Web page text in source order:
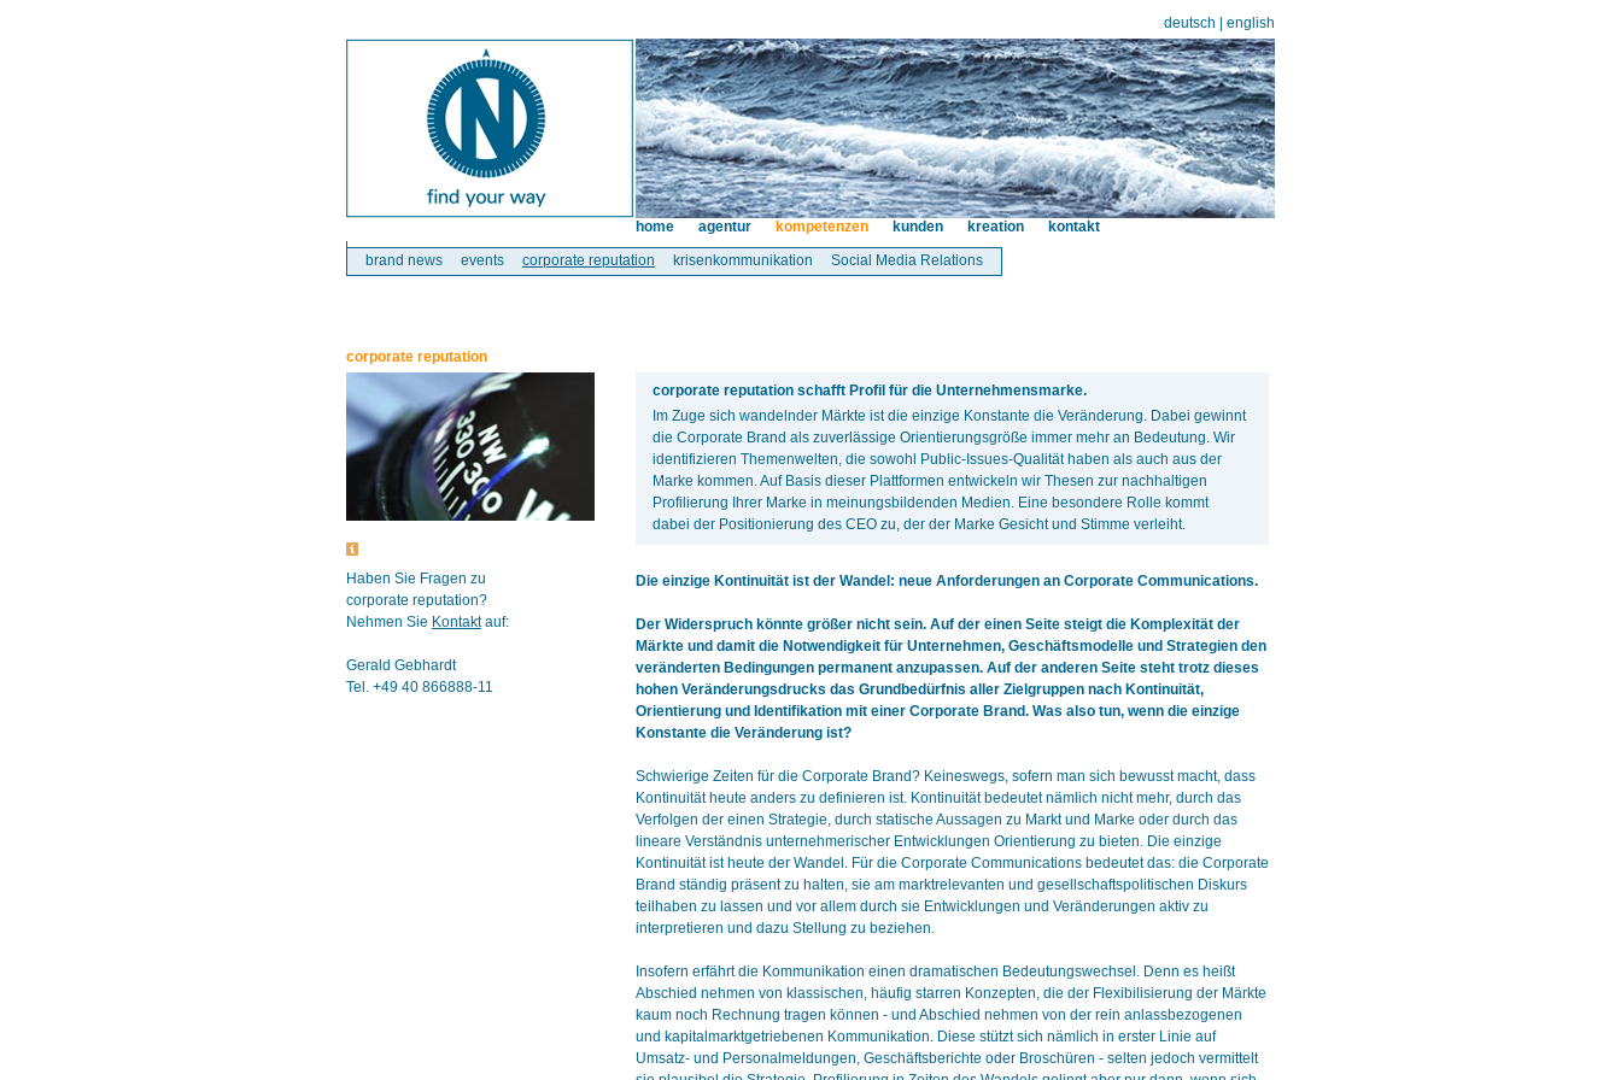
brand news events corporate reputation krisenkommunikation Social Media Relations
deutsch english
home agentur kompetenzen kunden kreation kontakt
corporate reputation
Haben Sie Fragen zu
corporate reputation?
Nehmen Sie Kontaktauf:
Gerald Gebhardt
Tel. +49 40 866888-11
corporate reputation schafft Profil für die Unternehmensmarke.
Im Zuge sich wandelnder Märkte ist die einzige Konstante die Veränderung. Dabei gewinnt
die Corporate Brand als zuverlässige Orientierungsgröße immer mehr an Bedeutung. Wir
identifizieren Themenwelten, die sowohl Public-Issues-Qualität haben als auch aus der
Marke kommen. Auf Basis dieser Plattformen entwickeln wir Thesen zur nachhaltigen
Profilierung Ihrer Marke in meinungsbildenden Medien. Eine besondere Rolle kommt
dabei der Positionierung des CEO zu, der der Marke Gesicht und Stimme verleiht.
Die einzige Kontinuität ist der Wandel: neue Anforderungen an Corporate Communications.
Der Widerspruch könnte größer nicht sein. Auf der einen Seite steigt die Komplexität der
Märkte und damit die Notwendigkeit für Unternehmen, Geschäftsmodelle und Strategien den
veränderten Bedingungen permanent anzupassen. Auf der anderen Seite steht trotz dieses
hohen Veränderungsdrucks das Grundbedürfnis aller Zielgruppen nach Kontinuität,
Orientierung und Identifikation mit einer Corporate Brand. Was also tun, wenn die einzige
Konstante die Veränderung ist?
Schwierige Zeiten für die Corporate Brand? Keineswegs, sofern man sich bewusst macht, dass
Kontinuität heute anders zu definieren ist. Kontinuität bedeutet nämlich nicht mehr, durch das
Verfolgen der einen Strategie, durch statische Aussagen zu Markt und Marke oder durch das
lineare Verständnis unternehmerischer Entwicklungen Orientierung zu bieten. Die einzige
Kontinuität ist heute der Wandel. Für die Corporate Communications bedeutet das: die Corporate
Brand ständig präsent zu halten, sie am marktrelevanten und gesellschaftspolitischen Diskurs
teilhaben zu lassen und vor allem durch sie Entwicklungen und Veränderungen aktiv zu
interpretieren und dazu Stellung zu beziehen.
Insofern erfährt die Kommunikation einen dramatischen Bedeutungswechsel. Denn es heißt
Abschied nehmen von klassischen, häufig starren Konzepten, die der Flexibilisierung der Märkte
kaum noch Rechnung tragen können - und Abschied nehmen von der rein anlassbezogenen
und kapitalmarktgetriebenen Kommunikation. Diese stützt sich nämlich in erster Linie auf
Umsatz- und Personalmeldungen, Geschäftsberichte oder Broschüren - selten jedoch vermittelt